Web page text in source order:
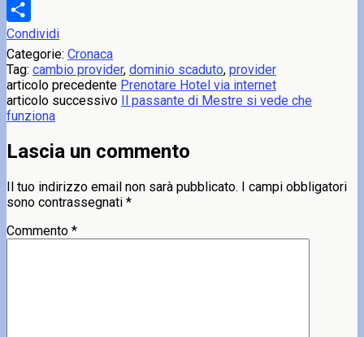
LinkedIn
Condividi
Categorie: Cronaca
Tag: cambio provider, dominio scaduto, provider
articolo precedente Prenotare Hotel via internet
articolo successivo Il passante di Mestre si vede che
funziona
Lascia un commento
Il tuo indirizzo email non sarà pubblicato. I campi obbligatori
sono contrassegnati *
Commento *